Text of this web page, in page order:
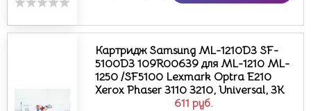
611 руб.
Картридж Samsung ML-1210D3 SF-
5100D3 109R00639 для ML-1210 ML-
1250 /SF5100 Lexmark Optra E210
Xerox Phaser 3110 3210, Universal, 3K